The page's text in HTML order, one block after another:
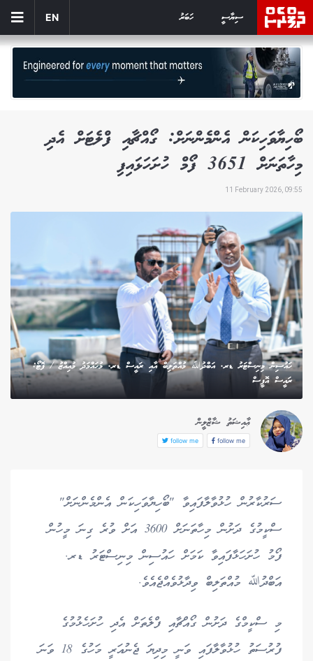
ސިޔާސީ ހަބަރު EN
ބޯހިޔާވަހިކަން އެންމެންނަށް: ގޯއްޗާއި ފްލެޓަށް އެދި
މިހާތަނަށް 3651 ފޯމް ހުށަހަޅައިފި
11 February 2026, 09:55
ހައުސިން މިނިސްޓަރު ޑރ. އަބްދުﷲ މުއްތަލިބް އާއި ރައީސް ޑރ. މުހައްމަދު މުއިއްޒު / ފޮޓޯ:
ރައީސް އޮފީސް
ޢާއިޝަތު ޝާޒްލީން
follow me
follow me
ސަރުކާރުން ހުޅުވާލާފައިވާ "ބޯހިޔާވަހިކަން އެންމެންނަށް"
ސްކީމުގެ ދަށުން މިހާތަނަށް 3600 އަށް ވުރެ ގިނަ މީހުން
ފޯމު ހުށަހަޅާފައިވާ ކަމަށް ހައުސިން މިނިސްޓަރު ޑރ.
އަބްދުﷲ މުއްތަލިބް ވިދާޅުވެއްޖެއެވެ.
މި ސްކީމްގެ ދަށުން ގޯއްޗާއި ފްލެތަށް އެދި ހުށަހެޅުމުގެ
ފުރުސަތު ހުޅުވާލާފައި ވަނީ މިދިޔަ ޖެނުއަރީ މަހުގެ 18 ވަނަ